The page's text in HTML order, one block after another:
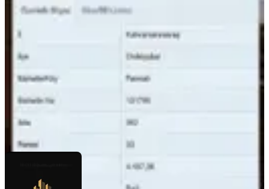
Onikişubat, Fatmalı Mahallesi
715/m²·06.01.2026